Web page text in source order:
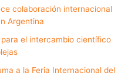
colaboración internacional
Argentina
el intercambio científico
a la Feria Internacional del